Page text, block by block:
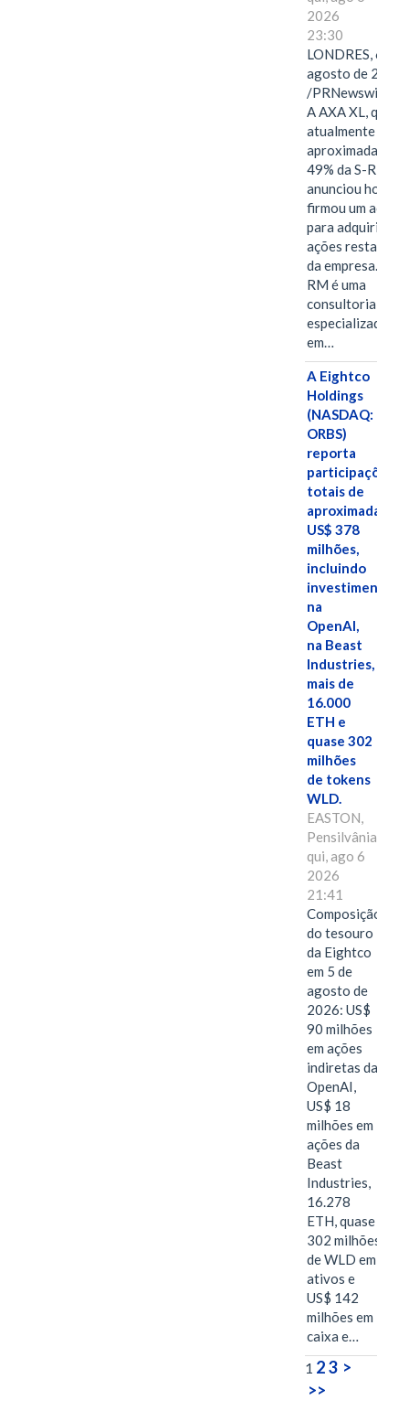
2026
23:30
LONDRES, 6 de
agosto de 2026
/PRNewswire/ --
A AXA XL, que
atualmente
49% da S-RM,
anunciou hoje
firmou um
para adquirir as
ações restantes
da empresa. A S-
RM é uma
consultoria
especializada
em…
A Eightco
Holdings
(NASDAQ:
ORBS)
reporta
participações
totais de
US$ 378
milhões,
incluindo
investimentos
na
OpenAI,
na Beast
Industries,
mais de
16.000
ETH e
quase 302
milhões
de tokens
WLD.
EASTON,
Pensilvânia,
qui, ago 6
2026
21:41
Composição
do tesouro
da Eightco
em 5 de
agosto de
2026: US$
90 milhões
em ações
indiretas da
OpenAI,
US$ 18
milhões em
ações da
Beast
Industries,
16.278
ETH, quase
302 milhões
de WLD em
ativos e
US$ 142
milhões em
caixa e…
1 23 >
>>